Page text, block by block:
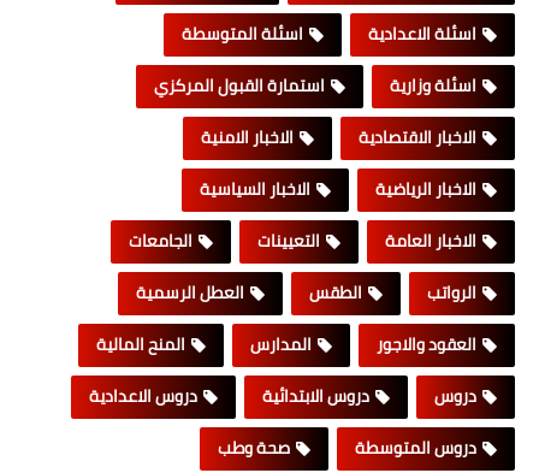
اسئلة الاعدادية
اسئلة المتوسطة
اسئلة وزارية
استمارة القبول المركزي
الاخبار الاقتصادية
الاخبار الامنية
الاخبار الرياضية
الاخبار السياسية
الاخبار العامة
التعيينات
الجامعات
الرواتب
الطقس
العطل الرسمية
العقود والاجور
المدارس
المنح المالية
دروس
دروس الابتدائية
دروس الاعدادية
دروس المتوسطة
صحة وطب